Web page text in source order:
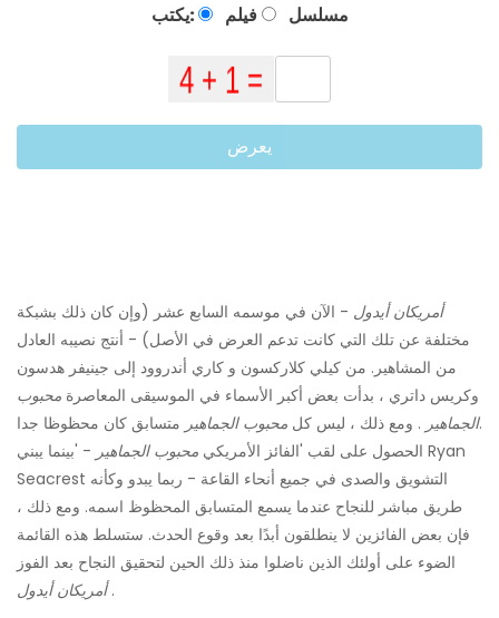
يكتب: فيلم مسلسل
يعرض
أمريكان أيدول - الآن في موسمه السابع عشر (وإن كان ذلك بشبكة
مختلفة عن تلك التي كانت تدعم العرض في الأصل) - أنتج نصيبه العادل
من المشاهير. من كيلي كلاركسون و كاري أندروود إلى جينيفر هدسون
وكريس داتري ، بدأت بعض أكبر الأسماء في الموسيقى المعاصرة محبوب
الجماهير . ومع ذلك ، ليس كل محبوب الجماهير
متسابق كان محظوظا جدا.
الحصول على لقب 'الفائز الأمريكي محبوب الجماهير - 'بينما يبني Ryan
Seacrest التشويق والصدى في جميع أنحاء القاعة - ربما يبدو وكأنه
طريق مباشر للنجاح عندما يسمع المتسابق المحظوظ اسمه. ومع ذلك ،
فإن بعض الفائزين لا ينطلقون أبدًا بعد وقوع الحدث. ستسلط هذه القائمة
الضوء على أولئك الذين ناضلوا منذ ذلك الحين لتحقيق النجاح بعد الفوز
أمريكان أيدول.